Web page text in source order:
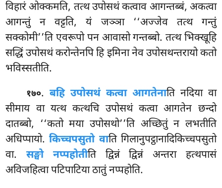
विहारं ओक्कमति, तत्थ उपोसथं कत्वाव आगन्तब्बं, अकत्वा
आगन्तुं न वट्टति, यं जञ्ञा ‘‘अज्जेव तत्थ गन्तुं
सक्कोमी’’ति एवरूपो पन आवासो गन्तब्बो. तत्थ भिक्खूहि
सद्धिं उपोसथं करोन्तेनपि हि इमिना नेव उपोसथन्तरायो कतो
भविस्सतीति.
१७०. बहि उपोसथं कत्वा आगतेनाति नदिया वा
सीमाय वा यत्थ कत्थचि उपोसथं कत्वा आगतेन छन्दो
दातब्बो, ‘‘कतो मया उपोसथो’’ति अच्छितुं न लभतीति
अधिप्पायो.किच्चपसुतो वाति गिलानुपट्ठानादिकिच्चपसुतो
वा. सङ्घो नप्पहोतीति द्विन्नं द्विन्नं अन्तरा हत्थपासं
अविजहित्वा पटिपाटिया ठातुं नप्पहोति.